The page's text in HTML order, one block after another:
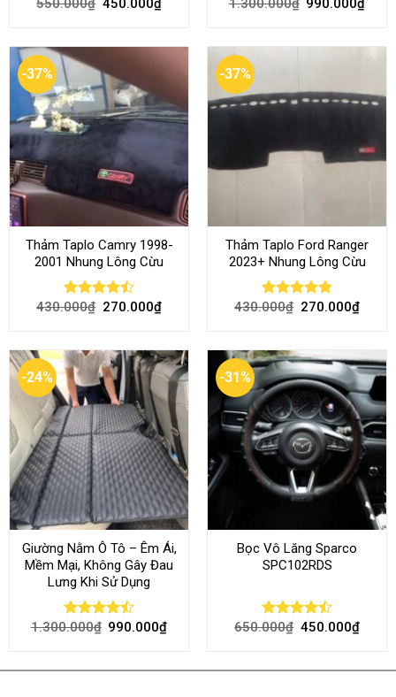
Rated4.70
550.000₫ 450.000₫ Rated 4.54
1.300.000₫ 990.000₫
-37%
Thảm Taplo Camry 1998-
2001 Nhung Lông Cừu
Rated
430.000₫ 270.000₫
-37%
Thảm Taplo Ford Ranger
2023+ Nhung Lông Cừu
Rated 4.80
430.000₫ 270.000₫
-24%
Giường Nằm Ô Tô – Êm Ái,
Mềm Mại, Không Gây Đau
Lưng Khi Sử Dụng
Rated
1.300.000₫ 990.000₫
-31%
Bọc Vô Lăng Sparco
SPC102RDS
Rated
650.000₫ 450.000₫